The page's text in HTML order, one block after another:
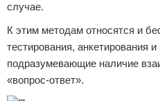
случае.
К этим методам относятся и
тестирования, анкетирования
подразумевающие наличие
«вопрос-ответ».